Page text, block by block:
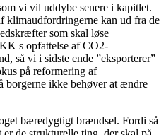
vi vil uddybe senere i kapitlet.
klimaudfordringerne kan ud fra de
som skal løse
s opfattelse af CO2-
så vi i sidste ende ”eksporterer”
på reformering af
borgerne ikke behøver at ændre
bæredygtigt brændsel. Fordi så